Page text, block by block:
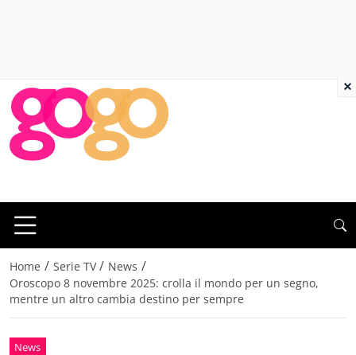
Home / Serie TV / News /
Oroscopo 8 novembre 2025: crolla il mondo per un segno,
mentre un altro cambia destino per sempre
News
×